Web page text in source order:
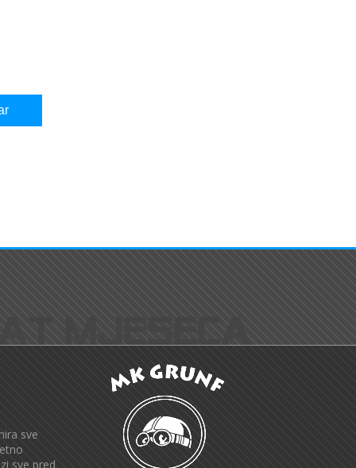
sve
sve pred